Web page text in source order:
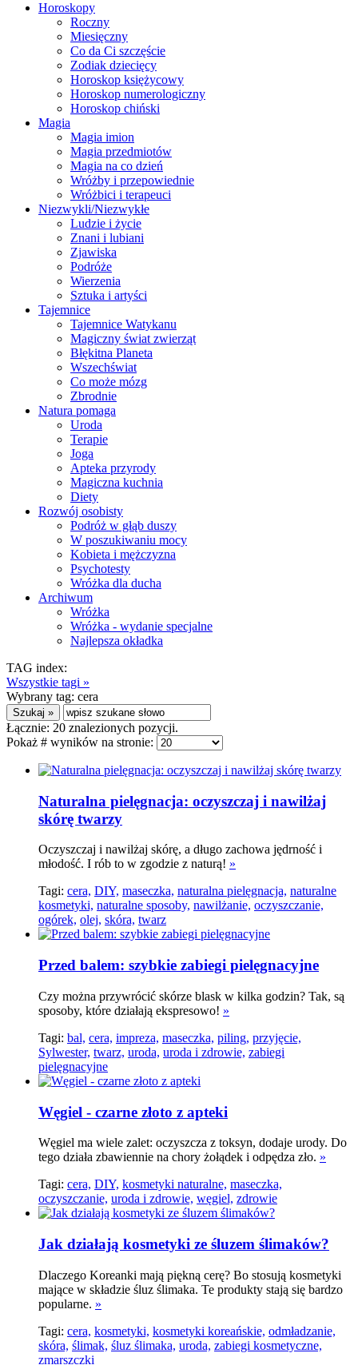
Horoskopy
Roczny
Miesięczny
Co da Ci szczęście
Zodiak dziecięcy
Horoskop księżycowy
Horoskop numerologiczny
Horoskop chiński
Magia
Magia imion
Magia przedmiotów
Magia na co dzień
Wróżby i przepowiednie
Wróżbici i terapeuci
Niezwykli/Niezwykłe
Ludzie i życie
Znani i lubiani
Zjawiska
Podróże
Wierzenia
Sztuka i artyści
Tajemnice
Tajemnice Watykanu
Magiczny świat zwierząt
Błękitna Planeta
Wszechświat
Co może mózg
Zbrodnie
Natura pomaga
Uroda
Terapie
Joga
Apteka przyrody
Magiczna kuchnia
Diety
Rozwój osobisty
Podróż w głąb duszy
W poszukiwaniu mocy
Kobieta i mężczyzna
Psychotesty
Wróżka dla ducha
Archiwum
Wróżka
Wróżka - wydanie specjalne
Najlepsza okładka
TAG index:
Wszystkie tagi »
Wybrany tag: cera
Łącznie: 20 znalezionych pozycji.
Pokaż # wyników na stronie:
Naturalna pielęgnacja: oczyszczaj i nawilżaj
skórę twarzy
Oczyszczaj i nawilżaj skórę, a długo zachowa jędrność i
młodość. I rób to w zgodzie z naturą! »
Tagi: cera, DIY, maseczka, naturalna pielęgnacja, naturalne
kosmetyki, naturalne sposoby, nawilżanie, oczyszczanie,
ogórek, olej, skóra, twarz
Przed balem: szybkie zabiegi pielęgnacyjne
Czy można przywrócić skórze blask w kilka godzin? Tak, są
sposoby, które działają ekspresowo! »
Tagi: bal, cera, impreza, maseczka, piling, przyjęcie,
Sylwester, twarz, uroda, uroda i zdrowie, zabiegi
pielęgnacyjne
Węgiel - czarne złoto z apteki
Węgiel ma wiele zalet: oczyszcza z toksyn, dodaje urody. Do
tego działa zbawiennie na chory żołądek i odpędza zło. »
Tagi: cera, DIY, kosmetyki naturalne, maseczka,
oczyszczanie, uroda i zdrowie, węgiel, zdrowie
Jak działają kosmetyki ze śluzem ślimaków?
Dlaczego Koreanki mają piękną cerę? Bo stosują kosmetyki
mające w składzie śluz ślimaka. Te produkty stają się bardzo
popularne. »
Tagi: cera, kosmetyki, kosmetyki koreańskie, odmładzanie,
skóra, ślimak, śluz ślimaka, uroda, zabiegi kosmetyczne,
zmarszczki